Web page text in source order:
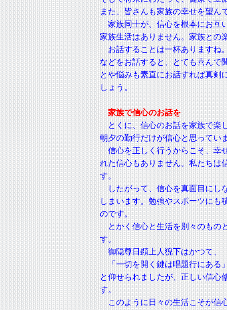
また、皆さんも家族の幸せを望ん
家族同士が、信心を根本にお互
家族生活はありません。家族との
お話することは一杯ありますね
などをお話すると、とても喜んで
とや悩みも素直にお話すれば真剣
しょう。
家族で信心のお話を
とくに、信心のお話を家族で楽
朝夕の勤行だけが信心と思ってい
信心を正しく行うからこそ、幸
れた信心もありません。私たちは
す。
したがって、信心を真面目にし
しまいます。勉強やスポーツにも
のです。
とかく信心と生活を別々のもの
す。
御隠尊日顕上人猊下はかつて、
「一切を開く鍵は唱題行にある
と仰せられましたが、正しい信心
す。
このように日々の生活こそが信